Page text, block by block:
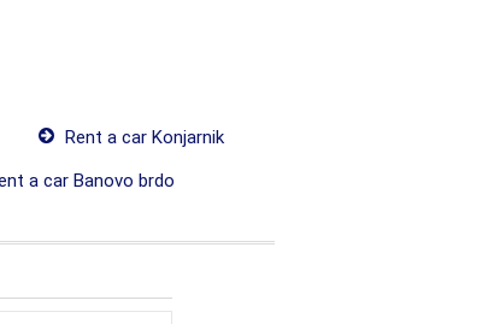
Rent a car Konjarnik
a car Banovo brdo